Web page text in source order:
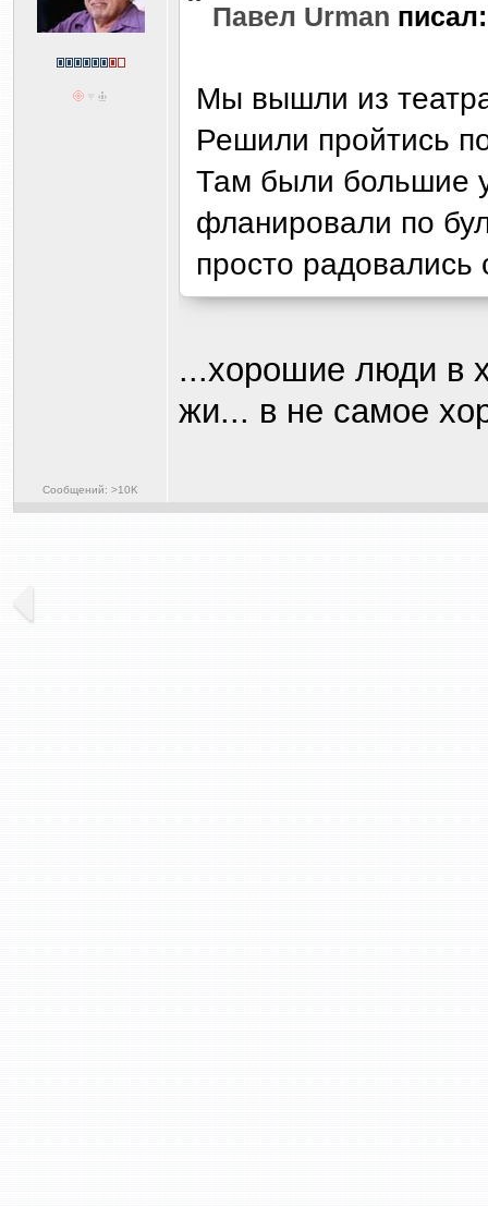
Сообщений: >10K
Павел Urman писал:
Мы вышли из
Решили пройтись
Там были большие
фланировали по
просто
...хорошие люди в
жи... в не самое